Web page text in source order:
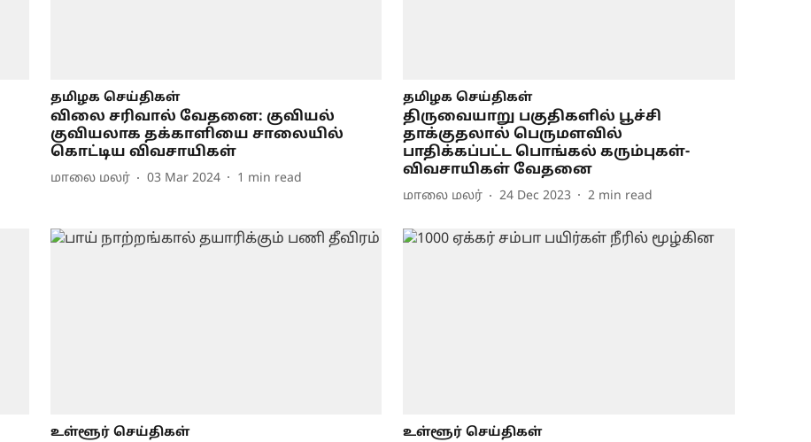
தமிழக செய்திகள்
விலை சரிவால் வேதனை: குவியல்
குவியலாக தக்காளியை சாலையில்
கொட்டிய விவசாயிகள்
மாலை மலர் 03 Mar 2024 1 min read
தமிழக செய்திகள்
திருவையாறு பகுதிகளில் பூச்சி
தாக்குதலால் பெருமளவில்
பாதிக்கப்பட்ட பொங்கல் கரும்புகள்-
விவசாயிகள் வேதனை
மாலை மலர் 24 Dec 2023 2 min read
உள்ளூர் செய்திகள் உள்ளூர் செய்திகள்